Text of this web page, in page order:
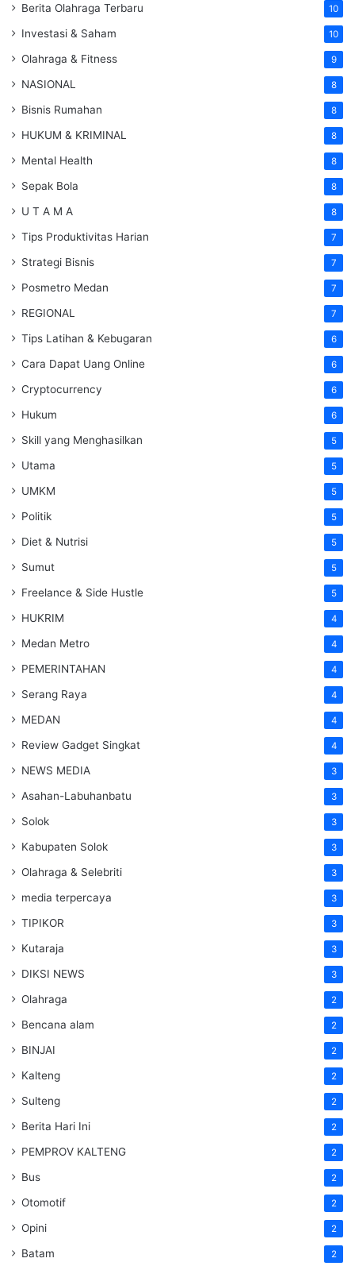
Berita Olahraga Terbaru 10
Investasi & Saham 10
Olahraga & Fitness 9
NASIONAL 8
Bisnis Rumahan 8
HUKUM & KRIMINAL 8
Mental Health 8
Sepak Bola 8
U T A M A 8
Tips Produktivitas Harian 7
Strategi Bisnis 7
Posmetro Medan 7
REGIONAL 7
Tips Latihan & Kebugaran 6
Cara Dapat Uang Online 6
Cryptocurrency 6
Hukum 6
Skill yang Menghasilkan 5
Utama 5
UMKM 5
Politik 5
Diet & Nutrisi 5
Sumut 5
Freelance & Side Hustle 5
HUKRIM 4
Medan Metro 4
PEMERINTAHAN 4
Serang Raya 4
MEDAN 4
Review Gadget Singkat 4
NEWS MEDIA 3
Asahan-Labuhanbatu 3
Solok 3
Kabupaten Solok 3
Olahraga & Selebriti 3
media terpercaya 3
TIPIKOR 3
Kutaraja 3
DIKSI NEWS 3
Olahraga 2
Bencana alam 2
BINJAI 2
Kalteng 2
Sulteng 2
Berita Hari Ini 2
PEMPROV KALTENG 2
Bus 2
Otomotif 2
Opini 2
Batam 2